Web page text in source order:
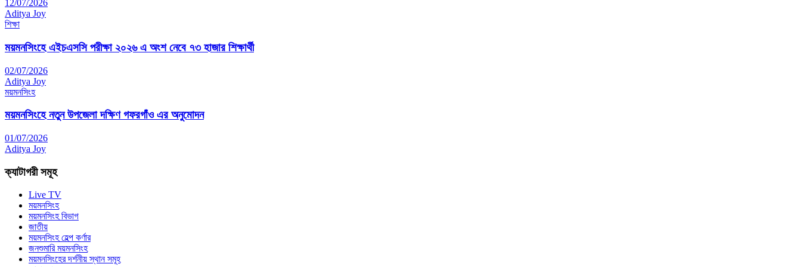
12/07/2026
Aditya Joy
শিক্ষা
ময়মনসিংহে এইচএসসি পরীক্ষা ২০২৬ এ অংশ নেবে ৭৩ হাজার শিক্ষার্থী
02/07/2026
Aditya Joy
ময়মনসিংহ
ময়মনসিংহে নতুন উপজেলা দক্ষিণ গফরগাঁও এর অনুমোদন
01/07/2026
Aditya Joy
ক্যাটাগরী সমূহ
Live TV
ময়মনসিংহ
ময়মনসিংহ বিভাগ
জাতীয়
ময়মনসিংহ হেল্প কর্ণার
জনশুমারি ময়মনসিংহ
ময়মনসিংহের দর্শনীয় স্থান সমূহ